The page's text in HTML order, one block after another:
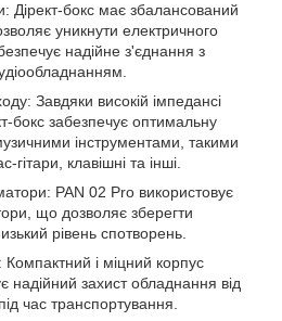
Дірект-бокс має збалансований
уникнути електричного
надійне з'єднання з
Завдяки високій імпедансі
бокс забезпечує оптимальну
інструментами, такими
гітари, клавішні та інші.
PAN 02 Pro використовує
що дозволяє зберегти
рівень спотворень.
Компактний і міцний корпус
надійний захист обладнання від
час транспортування.